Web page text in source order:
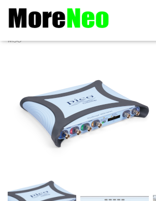
Accueil / PicoScope/ Série 5000E/ PicoScope 5000E
MSO